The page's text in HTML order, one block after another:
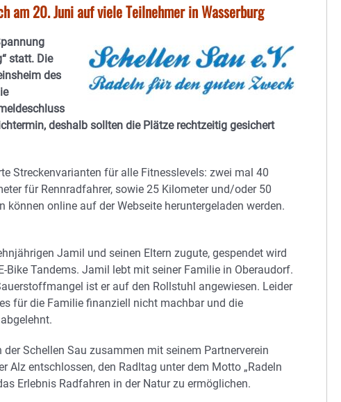
am 20. Juni auf viele Teilnehmer in Wasserburg
statt. Die
des
deshalb sollten die Plätze rechtzeitig gesichert
Streckenvarianten für alle Fitnesslevels: zwei mal 40
für Rennradfahrer, sowie 25 Kilometer und/oder 50
können online auf der Webseite heruntergeladen werden.
Jamil und seinen Eltern zugute, gespendet wird
Bike Tandems. Jamil lebt mit seiner Familie in Oberaudorf.
ist er auf den Rollstuhl angewiesen. Leider
für die Familie finanziell nicht machbar und die
Schellen Sau zusammen mit seinem Partnerverein
Alz entschlossen, den Radltag unter dem Motto „Radeln
Erlebnis Radfahren in der Natur zu ermöglichen.